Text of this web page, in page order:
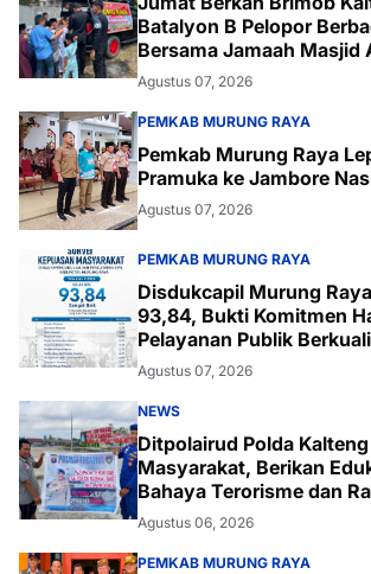
Batalyon B Pelopor
Bersama Jamaah Masjid
Agustus 07, 2026
PEMKAB MURUNG RAYA
Pemkab Murung Raya
Pramuka ke Jambore
Agustus 07, 2026
PEMKAB MURUNG RAYA
Disdukcapil Murung
93,84, Bukti Komitmen
Pelayanan Publik
Agustus 07, 2026
NEWS
Ditpolairud Polda
Masyarakat, Berikan
Bahaya Terorisme dan
Agustus 06, 2026
PEMKAB MURUNG RAYA